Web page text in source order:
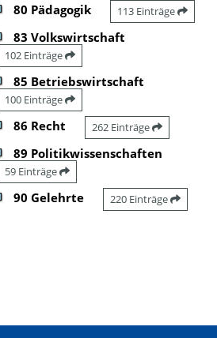
80 Pädagogik 113 Einträge
83 Volkswirtschaft
102 Einträge
85 Betriebswirtschaft
100 Einträge
86 Recht 262 Einträge
89 Politikwissenschaften
59 Einträge
90 Gelehrte 220 Einträge